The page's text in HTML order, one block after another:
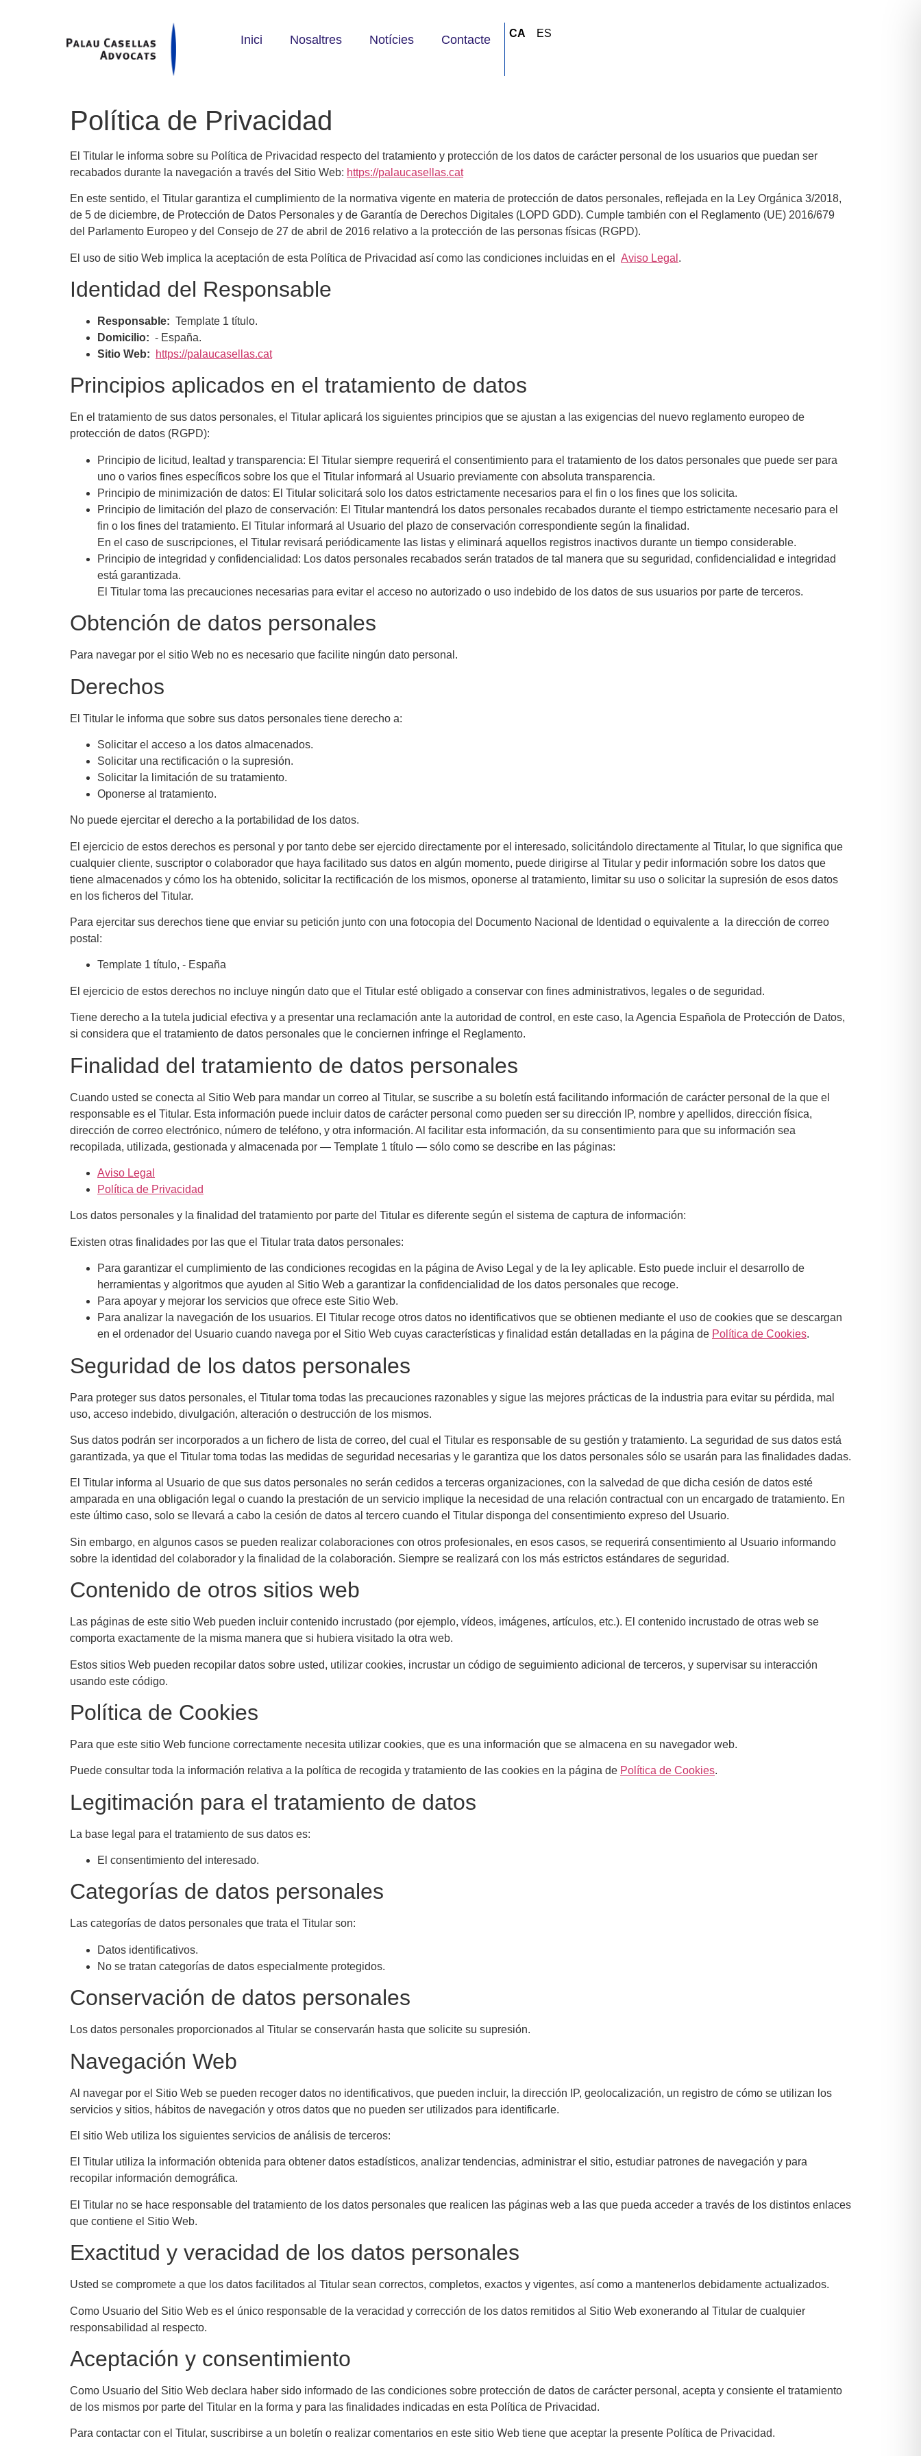
Inici Nosaltres Notícies Contacte CA ES
Política de Privacidad
El Titular le informa sobre su Política de Privacidad respecto del tratamiento y protección de los datos de carácter personal de los usuarios que puedan ser
recabados durante la navegación a través del Sitio Web: https://palaucasellas.cat
En este sentido, el Titular garantiza el cumplimiento de la normativa vigente en materia de protección de datos personales, reflejada en la Ley Orgánica 3/2018,
de 5 de diciembre, de Protección de Datos Personales y de Garantía de Derechos Digitales (LOPD GDD). Cumple también con el Reglamento (UE) 2016/679
del Parlamento Europeo y del Consejo de 27 de abril de 2016 relativo a la protección de las personas físicas (RGPD).
El uso de sitio Web implica la aceptación de esta Política de Privacidad así como las condiciones incluidas en el Aviso Legal .
Identidad del Responsable
Responsable: Template 1 título.
Domicilio: - España.
Sitio Web:
https://palaucasellas.cat
Principios aplicados en el tratamiento de datos
En el tratamiento de sus datos personales, el Titular aplicará los siguientes principios que se ajustan a las exigencias del nuevo reglamento europeo de
protección de datos (RGPD):
Principio de licitud, lealtad y transparencia: El Titular siempre requerirá el consentimiento para el tratamiento de los datos personales que puede ser para
uno o varios fines específicos sobre los que el Titular informará al Usuario previamente con absoluta transparencia.
Principio de minimización de datos: El Titular solicitará solo los datos estrictamente necesarios para el fin o los fines que los solicita.
Principio de limitación del plazo de conservación: El Titular mantendrá los datos personales recabados durante el tiempo estrictamente necesario para el
fin o los fines del tratamiento. El Titular informará al Usuario del plazo de conservación correspondiente según la finalidad.
En el caso de suscripciones, el Titular revisará periódicamente las listas y eliminará aquellos registros inactivos durante un tiempo considerable.
Principio de integridad y confidencialidad: Los datos personales recabados serán tratados de tal manera que su seguridad, confidencialidad e integridad
está garantizada.
El Titular toma las precauciones necesarias para evitar el acceso no autorizado o uso indebido de los datos de sus usuarios por parte de terceros.
Obtención de datos personales
Para navegar por el sitio Web no es necesario que facilite ningún dato personal.
Derechos
El Titular le informa que sobre sus datos personales tiene derecho a:
Solicitar el acceso a los datos almacenados.
Solicitar una rectificación o la supresión.
Solicitar la limitación de su tratamiento.
Oponerse al tratamiento.
No puede ejercitar el derecho a la portabilidad de los datos.
El ejercicio de estos derechos es personal y por tanto debe ser ejercido directamente por el interesado, solicitándolo directamente al Titular, lo que significa que
cualquier cliente, suscriptor o colaborador que haya facilitado sus datos en algún momento, puede dirigirse al Titular y pedir información sobre los datos que
tiene almacenados y cómo los ha obtenido, solicitar la rectificación de los mismos, oponerse al tratamiento, limitar su uso o solicitar la supresión de esos datos
en los ficheros del Titular.
Para ejercitar sus derechos tiene que enviar su petición junto con una fotocopia del Documento Nacional de Identidad o equivalente a la dirección de correo
postal:
Template 1 título, - España
El ejercicio de estos derechos no incluye ningún dato que el Titular esté obligado a conservar con fines administrativos, legales o de seguridad.
Tiene derecho a la tutela judicial efectiva y a presentar una reclamación ante la autoridad de control, en este caso, la Agencia Española de Protección de Datos,
si considera que el tratamiento de datos personales que le conciernen infringe el Reglamento.
Finalidad del tratamiento de datos personales
Cuando usted se conecta al Sitio Web para mandar un correo al Titular, se suscribe a su boletín está facilitando información de carácter personal de la que el
responsable es el Titular. Esta información puede incluir datos de carácter personal como pueden ser su dirección IP, nombre y apellidos, dirección física,
dirección de correo electrónico, número de teléfono, y otra información. Al facilitar esta información, da su consentimiento para que su información sea
recopilada, utilizada, gestionada y almacenada por — Template 1 título — sólo como se describe en las páginas:
Aviso Legal
Política de Privacidad
Los datos personales y la finalidad del tratamiento por parte del Titular es diferente según el sistema de captura de información:
Existen otras finalidades por las que el Titular trata datos personales:
Para garantizar el cumplimiento de las condiciones recogidas en la página de Aviso Legal y de la ley aplicable. Esto puede incluir el desarrollo de
herramientas y algoritmos que ayuden al Sitio Web a garantizar la confidencialidad de los datos personales que recoge.
Para apoyar y mejorar los servicios que ofrece este Sitio Web.
Para analizar la navegación de los usuarios. El Titular recoge otros datos no identificativos que se obtienen mediante el uso de cookies que se descargan
en el ordenador del Usuario cuando navega por el Sitio Web cuyas características y finalidad están detalladas en la página de Política de Cookies.
Seguridad de los datos personales
Para proteger sus datos personales, el Titular toma todas las precauciones razonables y sigue las mejores prácticas de la industria para evitar su pérdida, mal
uso, acceso indebido, divulgación, alteración o destrucción de los mismos.
Sus datos podrán ser incorporados a un fichero de lista de correo, del cual el Titular es responsable de su gestión y tratamiento. La seguridad de sus datos está
garantizada, ya que el Titular toma todas las medidas de seguridad necesarias y le garantiza que los datos personales sólo se usarán para las finalidades dadas.
El Titular informa al Usuario de que sus datos personales no serán cedidos a terceras organizaciones, con la salvedad de que dicha cesión de datos esté
amparada en una obligación legal o cuando la prestación de un servicio implique la necesidad de una relación contractual con un encargado de tratamiento. En
este último caso, solo se llevará a cabo la cesión de datos al tercero cuando el Titular disponga del consentimiento expreso del Usuario.
Sin embargo, en algunos casos se pueden realizar colaboraciones con otros profesionales, en esos casos, se requerirá consentimiento al Usuario informando
sobre la identidad del colaborador y la finalidad de la colaboración. Siempre se realizará con los más estrictos estándares de seguridad.
Contenido de otros sitios web
Las páginas de este sitio Web pueden incluir contenido incrustado (por ejemplo, vídeos, imágenes, artículos, etc.). El contenido incrustado de otras web se
comporta exactamente de la misma manera que si hubiera visitado la otra web.
Estos sitios Web pueden recopilar datos sobre usted, utilizar cookies, incrustar un código de seguimiento adicional de terceros, y supervisar su interacción
usando este código.
Política de Cookies
Para que este sitio Web funcione correctamente necesita utilizar cookies, que es una información que se almacena en su navegador web.
Puede consultar toda la información relativa a la política de recogida y tratamiento de las cookies en la página de Política de Cookies.
Legitimación para el tratamiento de datos
La base legal para el tratamiento de sus datos es:
El consentimiento del interesado.
Categorías de datos personales
Las categorías de datos personales que trata el Titular son:
Datos identificativos.
No se tratan categorías de datos especialmente protegidos.
Conservación de datos personales
Los datos personales proporcionados al Titular se conservarán hasta que solicite su supresión.
Navegación Web
Al navegar por el Sitio Web se pueden recoger datos no identificativos, que pueden incluir, la dirección IP, geolocalización, un registro de cómo se utilizan los
servicios y sitios, hábitos de navegación y otros datos que no pueden ser utilizados para identificarle.
El sitio Web utiliza los siguientes servicios de análisis de terceros:
El Titular utiliza la información obtenida para obtener datos estadísticos, analizar tendencias, administrar el sitio, estudiar patrones de navegación y para
recopilar información demográfica.
El Titular no se hace responsable del tratamiento de los datos personales que realicen las páginas web a las que pueda acceder a través de los distintos enlaces
que contiene el Sitio Web.
Exactitud y veracidad de los datos personales
Usted se compromete a que los datos facilitados al Titular sean correctos, completos, exactos y vigentes, así como a mantenerlos debidamente actualizados.
Como Usuario del Sitio Web es el único responsable de la veracidad y corrección de los datos remitidos al Sitio Web exonerando al Titular de cualquier
responsabilidad al respecto.
Aceptación y consentimiento
Como Usuario del Sitio Web declara haber sido informado de las condiciones sobre protección de datos de carácter personal, acepta y consiente el tratamiento
de los mismos por parte del Titular en la forma y para las finalidades indicadas en esta Política de Privacidad.
Para contactar con el Titular, suscribirse a un boletín o realizar comentarios en este sitio Web tiene que aceptar la presente Política de Privacidad.